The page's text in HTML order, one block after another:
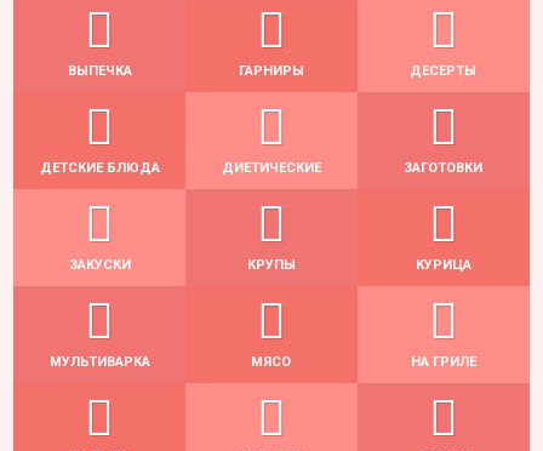
ВЫПЕЧКА ГАРНИРЫ ДЕСЕРТЫ
ДЕТСКИЕ БЛЮДА ДИЕТИЧЕСКИЕ ЗАГОТОВКИ
ЗАКУСКИ КРУПЫ КУРИЦА
МУЛЬТИВАРКА МЯСО НА ГРИЛЕ